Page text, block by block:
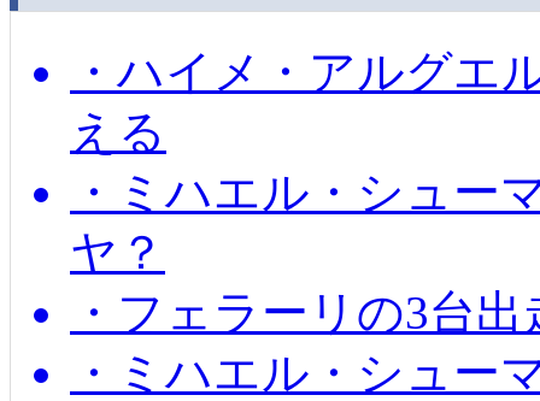
・ハイメ・アルグエ
える
・ミハエル・シュー
ヤ？
・フェラーリの3台
・ミハエル・シュー